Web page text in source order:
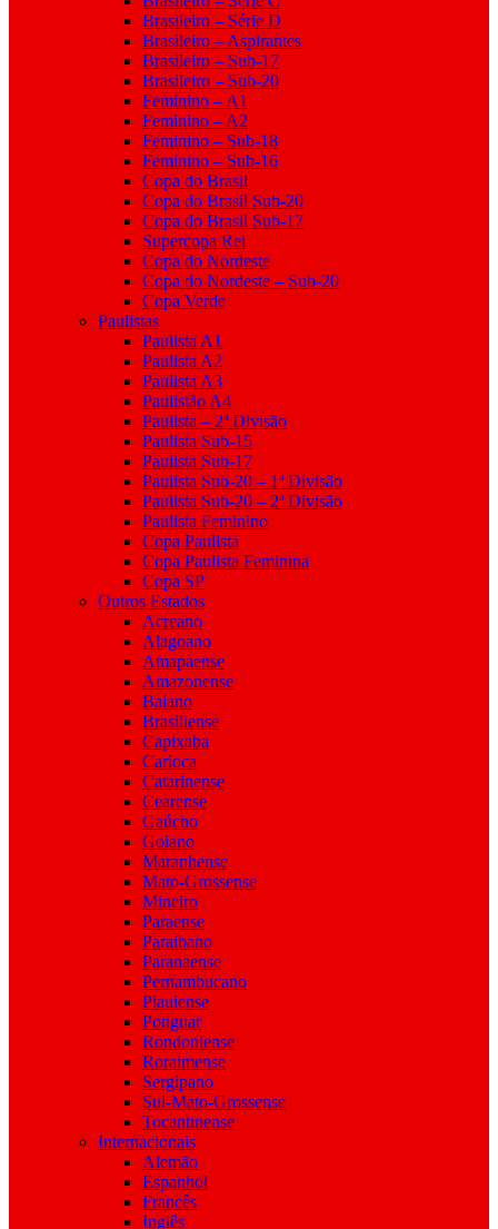
Brasileiro – Série D
Brasileiro – Aspirantes
Brasileiro – Sub-17
Brasileiro – Sub-20
Feminino – A1
Feminino – A2
Feminino – Sub-18
Feminino – Sub-16
Copa do Brasil
Copa do Brasil Sub-20
Copa do Brasil Sub-17
Supercopa Rei
Copa do Nordeste
Copa do Nordeste – Sub-20
Copa Verde
Paulistas
Paulista A1
Paulista A2
Paulista A3
Paulistão A4
Paulista – 2ª Divisão
Paulista Sub-15
Paulista Sub-17
Paulista Sub-20 – 1ª Divisão
Paulista Sub-20 – 2ª Divisão
Paulista Feminino
Copa Paulista
Copa Paulista Feminina
Copa SP
Outros Estados
Acreano
Alagoano
Amapaense
Amazonense
Baiano
Brasiliense
Capixaba
Carioca
Catarinense
Cearense
Gaúcho
Goiano
Maranhense
Mato-Grossense
Mineiro
Paraense
Paraibano
Paranaense
Pernambucano
Piauiense
Potiguar
Rondoniense
Roraimense
Sergipano
Sul-Mato-Grossense
Tocantinense
Internacionais
Alemão
Espanhol
Francês
Inglês